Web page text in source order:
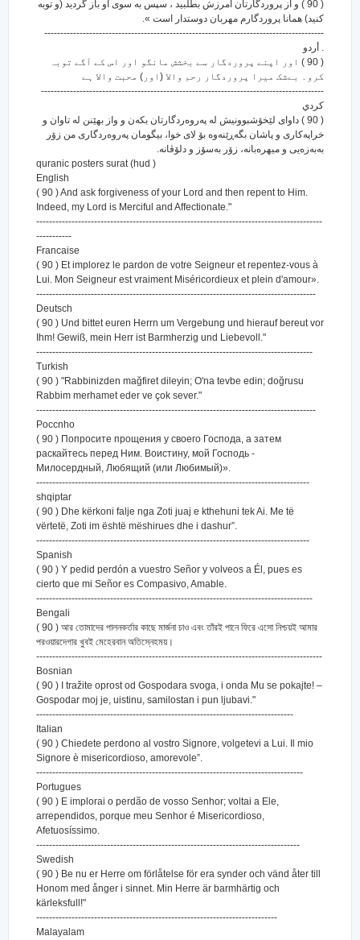
( 90 ) و از پروردگارتان آمرزش بطلبید ، سپس به سوی او باز گردید (و توبه
کنید) همانا پروردگارم مهربان دوستدار است ».
---------------------------------------------------------------------------------------
. أردو
( 90 ) اور اپنے پروردگار سے بخشش مانگو اور اس کے آگے توبہ
کرو۔ بےشک میرا پروردگار رحم والا (اور) محبت والا ہے
----------------------------------------------------------------------------------------
كردي
( 90 ) داوای لێخۆشبوونیش له په‌روه‌ردگارتان بکه‌ن و واز بهێنن له تاوان و
خراپه‌کاری و پاشان بگه‌ڕێنه‌وه بۆ لای خوا، بیگومان په‌روه‌ردگاری من زۆر
به‌به‌زه‌یی و میهره‌بانه‌، زۆر به‌سۆز و دلۆڤانه‌.
quranic posters surat (hud )
English
( 90 ) And ask forgiveness of your Lord and then repent to Him.
Indeed, my Lord is Merciful and Affectionate."
-----------------------------------------------------------------------------------------
-----------
Francaise
( 90 ) Et implorez le pardon de votre Seigneur et repentez-vous à
Lui. Mon Seigneur est vraiment Miséricordieux et plein d'amour».
---------------------------------------------------------------------------------------
Deutsch
( 90 ) Und bittet euren Herrn um Vergebung und hierauf bereut vor
Ihm! Gewiß, mein Herr ist Barmherzig und Liebevoll."
--------------------------------------------------------------------------------------
Turkish
( 90 ) "Rabbinizden mağfiret dileyin; O'na tevbe edin; doğrusu
Rabbim merhamet eder ve çok sever."
---------------------------------------------------------------------------------------
Poccnho
( 90 ) Попросите прощения у своего Господа, а затем
раскайтесь перед Ним. Воистину, мой Господь -
Милосердный, Любящий (или Любимый)».
-------------------------------------------------------------------------------------
shqiptar
( 90 ) Dhe kërkoni falje nga Zoti juaj e kthehuni tek Ai. Me të
vërtetë, Zoti im është mëshirues dhe i dashur”.
-------------------------------------------------------------------------------------
Spanish
( 90 ) Y pedid perdón a vuestro Señor y volveos a Él, pues es
cierto que mi Señor es Compasivo, Amable.
--------------------------------------------------------------------------------------
Bengali
( 90 ) আর তোমাদের পালনকর্তার কাছে মার্জনা চাও এবং তাঁরই পানে ফিরে এসো নিশ্চয়ই আমার
পরওয়ারদেগার খুবই মেহেরবান অতিস্নেহময়।
-----------------------------------------------------------------------------------------
Bosnian
( 90 ) I tražite oprost od Gospodara svoga, i onda Mu se pokajte! –
Gospodar moj je, uistinu, samilostan i pun ljubavi."
--------------------------------------------------------------------------------
Italian
( 90 ) Chiedete perdono al vostro Signore, volgetevi a Lui. Il mio
Signore è misericordioso, amorevole”.
-----------------------------------------------------------------------------------
Portugues
( 90 ) E implorai o perdão de vosso Senhor; voltai a Ele,
arrependidos, porque meu Senhor é Misericordioso,
Afetuosíssimo.
----------------------------------------------------------------------------------
Swedish
( 90 ) Be nu er Herre om förlåtelse för era synder och vänd åter till
Honom med ånger i sinnet. Min Herre är barmhärtig och
kärleksfull!"
---------------------------------------------------------------------------
Malayalam